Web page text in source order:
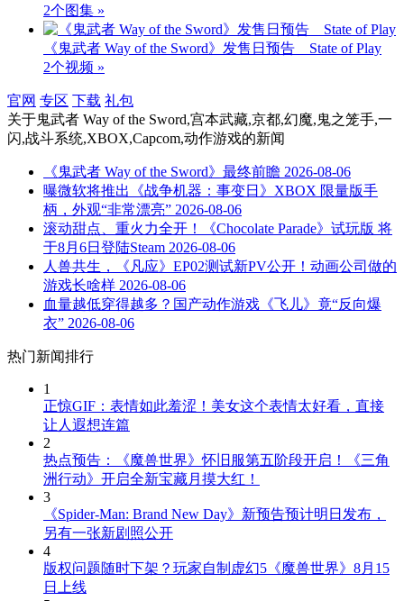
2个图集 »
《鬼武者 Way of the Sword》发售日预告 _ State of Play
2个视频 »
官网 专区 下载 礼包
关于鬼武者 Way of the Sword,宫本武藏,京都,幻魔,鬼之笼手,一
闪,战斗系统,XBOX,Capcom,动作游戏的新闻
《鬼武者 Way of the Sword》最终前瞻 2026-08-06
曝微软将推出《战争机器：事变日》XBOX 限量版手
柄，外观“非常漂亮” 2026-08-06
滚动甜点、重火力全开！《Chocolate Parade》试玩版 将
于8月6日登陆Steam 2026-08-06
人兽共生，《凡应》EP02测试新PV公开！动画公司做的
游戏长啥样 2026-08-06
血量越低穿得越多？国产动作游戏《飞儿》竟“反向爆
衣” 2026-08-06
热门新闻排行
1
正惊GIF：表情如此羞涩！美女这个表情太好看，直接
让人遐想连篇
2
热点预告：《魔兽世界》怀旧服第五阶段开启！《三角
洲行动》开启全新宝藏月摸大红！
3
《Spider-Man: Brand New Day》新预告预计明日发布，
另有一张新剧照公开
4
版权问题随时下架？玩家自制虚幻5《魔兽世界》8月15
日上线